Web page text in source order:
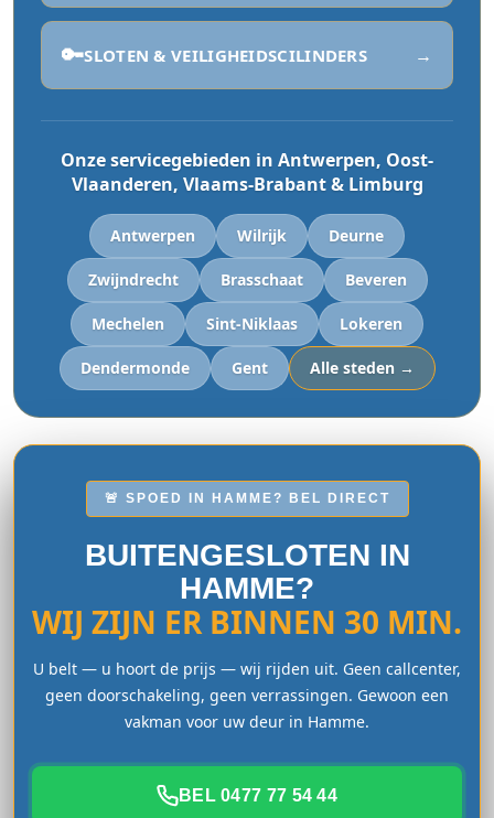
🔑SLOTEN & VEILIGHEIDSCILINDERS →
Onze servicegebieden in Antwerpen, Oost-
Vlaanderen, Vlaams-Brabant & Limburg
Antwerpen Wilrijk Deurne
Zwijndrecht Brasschaat Beveren
Mechelen Sint-Niklaas Lokeren
Dendermonde Gent Alle steden →
🚨 SPOED IN HAMME? BEL DIRECT
BUITENGESLOTEN IN
HAMME?
WIJ ZIJN ER BINNEN 30 MIN.
U belt — u hoort de prijs — wij rijden uit. Geen callcenter,
geen doorschakeling, geen verrassingen. Gewoon een
vakman voor uw deur in Hamme.
BEL 0477 77 54 44